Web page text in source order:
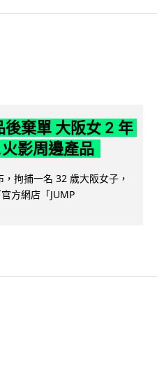
棄單 大阪女 2 年
影周邊產品
拘捕一名 32 歲大阪女子，
方網店「JUMP